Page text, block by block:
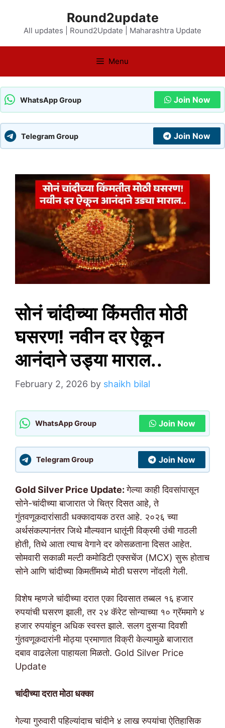
content
Round2update
All updates | Round2Update | Maharashtra Update
Menu
WhatsApp Group Join Now
Telegram Group Join Now
सोनं चांदीच्या किंमतीत मोठी
घसरण! नवीन दर ऐकून
आनंदाने उड्या माराल..
February 2, 2026 by shaikh bilal
WhatsApp Group Join Now
Telegram Group Join Now
Gold Silver Price Update:गेल्या काही दिवसांपासून
सोने-चांदीच्या बाजारात जे चित्र दिसत आहे, ते
गुंतवणूकदारांसाठी धक्कादायक ठरत आहे. २०२६ च्या
अर्थसंकल्पानंतर जिथे मौल्यवान धातूंनी विक्रमी उंची गाठली
होती, तिथे आता त्याच वेगाने दर कोसळताना दिसत आहेत.
सोमवारी सकाळी मल्टी कमोडिटी एक्सचेंज (MCX) सुरू होताच
सोने आणि चांदीच्या किमतींमध्ये मोठी घसरण नोंदली गेली.
विशेष म्हणजे चांदीच्या दरात एका दिवसात तब्बल १६ हजार
रुपयांची घसरण झाली, तर २४ कॅरेट सोन्याच्या १० ग्रॅममागे ४
हजार रुपयांहून अधिक स्वस्त झाले. सलग दुसऱ्या दिवशी
गुंतवणूकदारांनी मोठ्या प्रमाणात विक्री केल्यामुळे बाजारात
दबाव वाढलेला पाहायला मिळतो. Gold Silver Price
Update
चांदीच्या दरात मोठा धक्का
गेल्या गुरुवारी पहिल्यांदाच चांदीने ४ लाख रुपयांचा ऐतिहासिक